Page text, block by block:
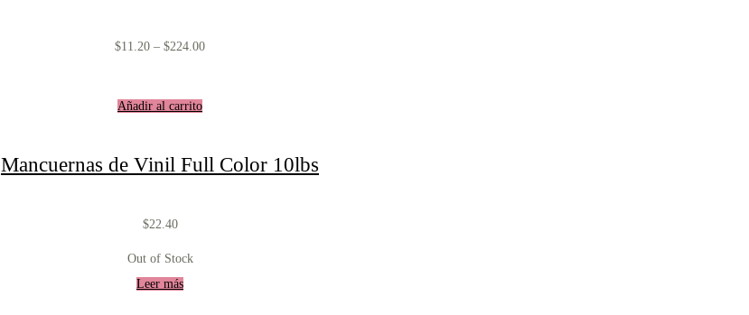
$11.20 – $224.00
Añadir al carrito
Mancuernas de Vinil Full Color 10lbs
$22.40
Out of Stock
Leer más